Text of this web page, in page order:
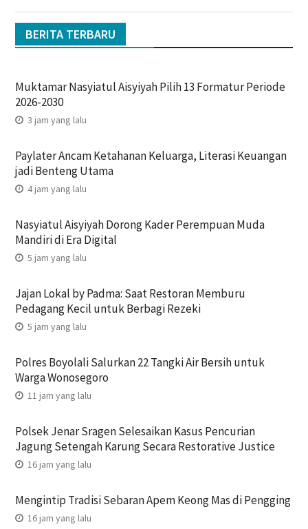
BERITA TERBARU
Muktamar Nasyiatul Aisyiyah Pilih 13 Formatur Periode
2026-2030
3 jam yang lalu
Paylater Ancam Ketahanan Keluarga, Literasi Keuangan
jadi Benteng Utama
4 jam yang lalu
Nasyiatul Aisyiyah Dorong Kader Perempuan Muda
Mandiri di Era Digital
5 jam yang lalu
Jajan Lokal by Padma: Saat Restoran Memburu
Pedagang Kecil untuk Berbagi Rezeki
5 jam yang lalu
Polres Boyolali Salurkan 22 Tangki Air Bersih untuk
Warga Wonosegoro
11 jam yang lalu
Polsek Jenar Sragen Selesaikan Kasus Pencurian
Jagung Setengah Karung Secara Restorative Justice
16 jam yang lalu
Mengintip Tradisi Sebaran Apem Keong Mas di Pengging
16 jam yang lalu